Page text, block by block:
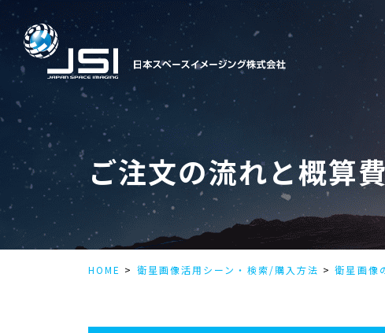
HOME 衛星画像活用シーン・検索/購入方法 衛星画像
ご注文の流れと概算